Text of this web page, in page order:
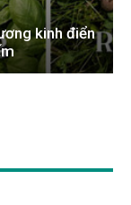
kinh điển